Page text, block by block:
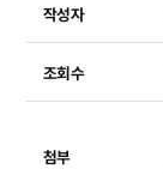
작성자
조회수
첨부